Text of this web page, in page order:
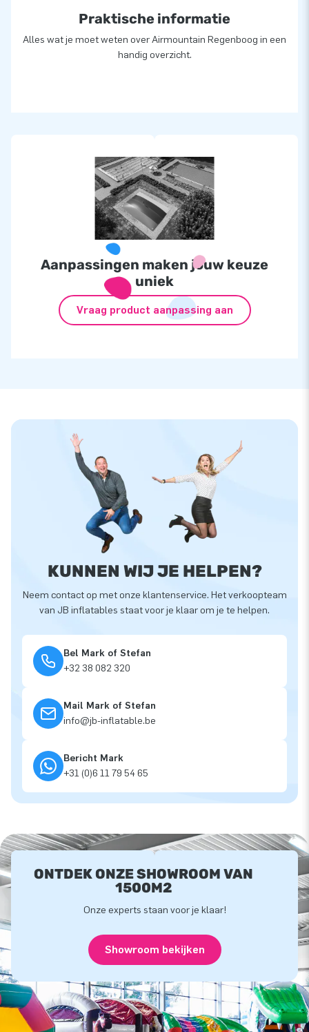
Praktische informatie
Alles wat je moet weten over Airmountain Regenboog in een
handig overzicht.
Aanpassingen maken jouw keuze
uniek
Vraag product aanpassing aan
KUNNEN WIJ JE HELPEN?
Neem contact op met onze klantenservice. Het verkoopteam
van JB inflatables staat voor je klaar om je te helpen.
Bel Mark of Stefan
+32 38 082 320
Mail Mark of Stefan
info@jb-inflatable.be
Bericht Mark
+31 (0)6 11 79 54 65
ONTDEK ONZE SHOWROOM VAN
1500M2
Onze experts staan voor je klaar!
Showroom bekijken